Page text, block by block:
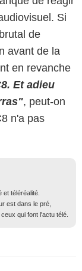
Si
de
avant de la
en revanche
Et adieu
, peut-on
n'a pas
téléréalité.
est dans le pré,
qui font l'actu télé.